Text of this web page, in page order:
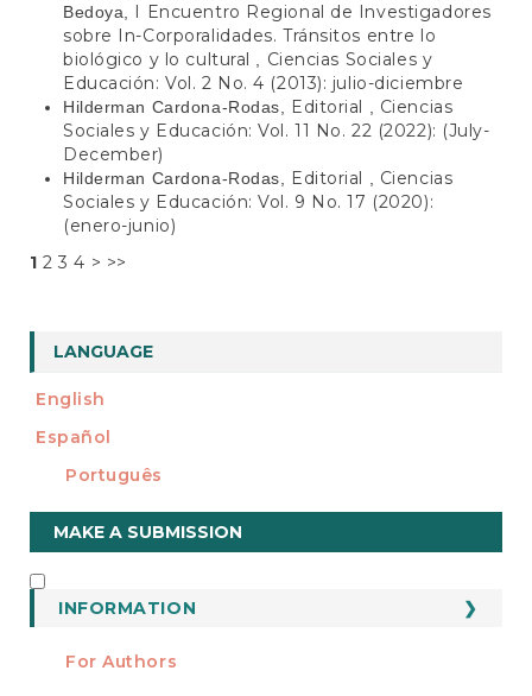
Bedoya,
I Encuentro Regional de Investigadores
sobre In-Corporalidades. Tránsitos entre lo
biológico y lo cultural , Ciencias Sociales y
Educación: Vol. 2 No. 4 (2013): julio-diciembre
Hilderman Cardona-Rodas, Editorial , Ciencias
Sociales y Educación: Vol. 11 No. 22 (2022): (July-
December)
Hilderman Cardona-Rodas, Editorial , Ciencias
Sociales y Educación: Vol. 9 No. 17 (2020):
(enero-junio)
1 2 3 4 > >>
LANGUAGE
English
Español
Português
Make
a
Submission
MAKE A SUBMISSION
INFORMATION
For Authors